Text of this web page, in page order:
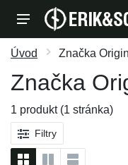
Úvod Značka
Značka
1 produkt (1 stránka)
Filtry